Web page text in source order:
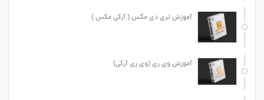
آموزش تری دی مکس ( آرکی مکس )
آموزش وی ری (وی ری آرکی)